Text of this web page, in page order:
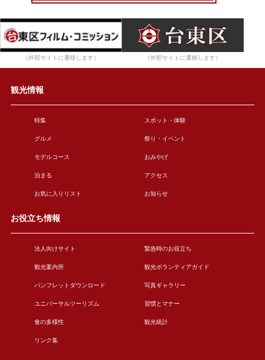
（外部サイトに遷移します） （外部サイトに遷移します）
観光情報
特集 スポット・体験
グルメ 祭り・イベント
モデルコース おみやげ
泊まる アクセス
お気に入りリスト お知らせ
お役立ち情報
法人向けサイト 緊急時のお役立ち
観光案内所 観光ボランティアガイド
パンフレットダウンロード 写真ギャラリー
ユニバーサルツーリズム 習慣とマナー
食の多様性 観光統計
リンク集